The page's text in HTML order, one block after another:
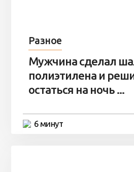
Разное
Мужчина сделал
полиэтилена и
остаться на ночь ...
6 минут